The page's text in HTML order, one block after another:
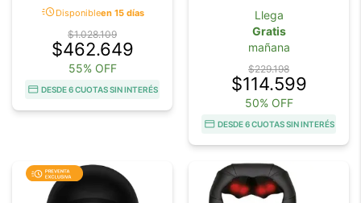
acuteDisponibleen 15 días
$1.028.109
$462.649
55% OFF
DESDE 6 CUOTAS SIN INTERÉS
Llega
Gratis
mañana
$229.198
$114.599
50% OFF
DESDE 6 CUOTAS SIN INTERÉS